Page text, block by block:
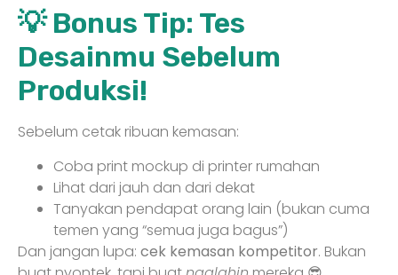
💡 Bonus Tip: Tes
Desainmu Sebelum
Produksi!
Sebelum cetak ribuan kemasan:
Coba print mockup di printer rumahan
Lihat dari jauh dan dari dekat
Tanyakan pendapat orang lain (bukan cuma
temen yang “semua juga bagus”)
Dan jangan lupa: cek kemasan kompetitor. Bukan